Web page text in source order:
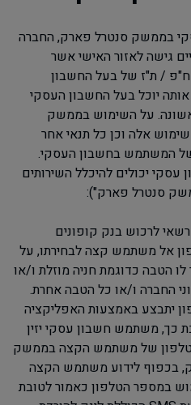
בממשק סנטרל פארק, החברה
גישה לאזור האישי אשר
/ ת"ז של בעל החשבון
יוכל בעל החשבון העסקי
על השימוש בממשק
אלה וכן כל תנאי אחר
המשתמש בחשבון העסקי.
יכולים להיכלל השירותים
סנטרל פארק"):
לרכוש בנק קופונים
אל משתמש קצה לבחירתו, על
הטבה כדוגמת חניה מוזלת ו/או
החברה ו/או כל הטבה אחרת.
יתבצע באמצעות האפליקציה
כך, משתמש חשבון עסקי יזין
של משתמש הקצה בממשק
בכפוף לידוע משתמש הקצה
במספר הטלפון כאמור לטובת